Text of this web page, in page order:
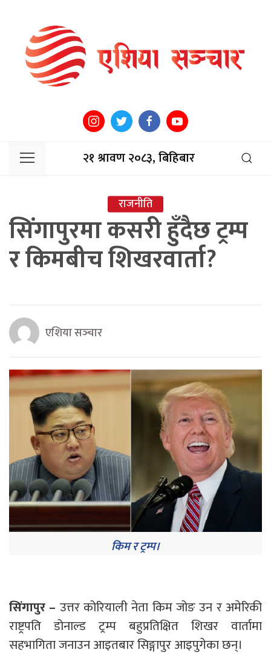
२१ श्रावण २०८३, बिहिबार
राजनीति
सिंगापुरमा कसरी हुँदैछ ट्रम्प
र किमबीच शिखरवार्ता?
एशिया सञ्‍चार
किम र ट्रम्प।
सिंगापुर – उत्तर कोरियाली नेता किम जोङ उन र अमेरिकी
राष्ट्रपति डोनाल्ड ट्रम्प बहुप्रतिक्षित शिखर वार्तामा
सहभागिता जनाउन आइतबार सिङ्गापुर आइपुगेका छन्।